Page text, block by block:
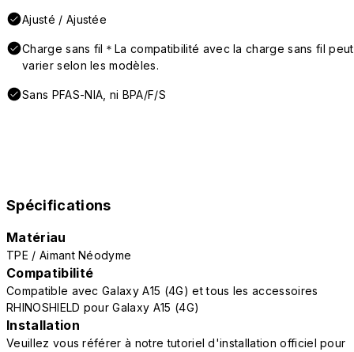
Ajusté / Ajustée
Charge sans fil＊La compatibilité avec la charge sans fil peut
varier selon les modèles.
Sans PFAS-NIA, ni BPA/F/S
Spécifications
Matériau
TPE / Aimant Néodyme
Compatibilité
Compatible avec Galaxy A15 (4G) et tous les accessoires
RHINOSHIELD pour Galaxy A15 (4G)
Installation
Veuillez vous référer à notre tutoriel d'installation officiel pour